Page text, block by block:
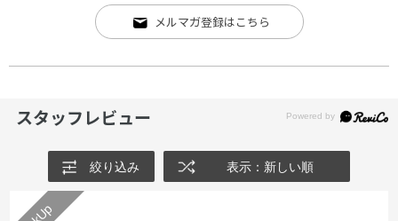
メルマガ登録はこちら
スタッフレビュー
絞り込み 表示：新しい順